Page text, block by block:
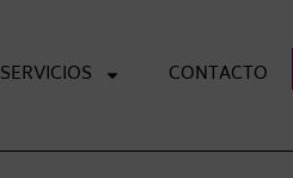
SERVICIOS CONTACTO